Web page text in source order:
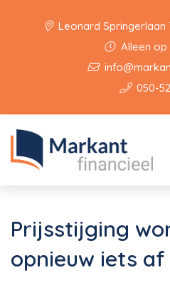
Leonard Springerlaan
Alleen
050-
Prijsstijging
opnieuw iets af